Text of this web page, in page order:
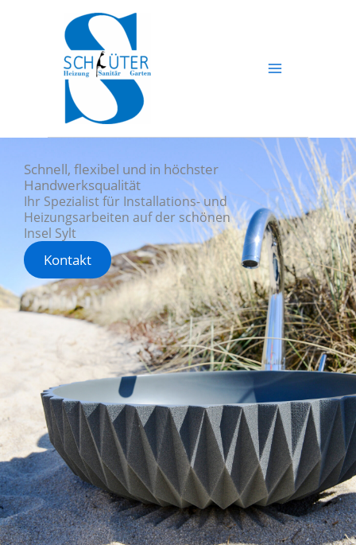
Schnell, flexibel und in höchster
Handwerksqualität
Ihr Spezialist für Installations- und
Heizungsarbeiten auf der schönen
Insel Sylt
Kontakt